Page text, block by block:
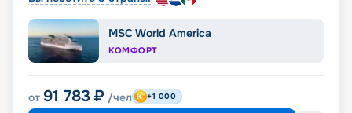
MSC World America
КОМФОРТ
от 91 783 ₽ /чел +1 000